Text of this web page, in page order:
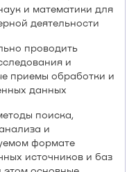
и математики для
деятельности
проводить
и
приемы обработки и
данных
поиска,
и
формате
источников и баз